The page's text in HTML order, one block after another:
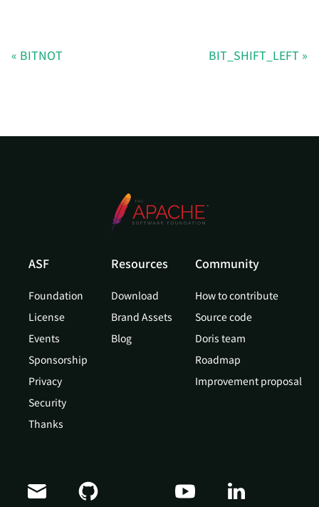
BITNOT BIT_SHIFT_LEFT
ASF
Foundation
License
Events
Sponsorship
Privacy
Security
Thanks
Resources
Download
Brand Assets
Blog
Community
How to contribute
Source code
Doris team
Roadmap
Improvement proposal